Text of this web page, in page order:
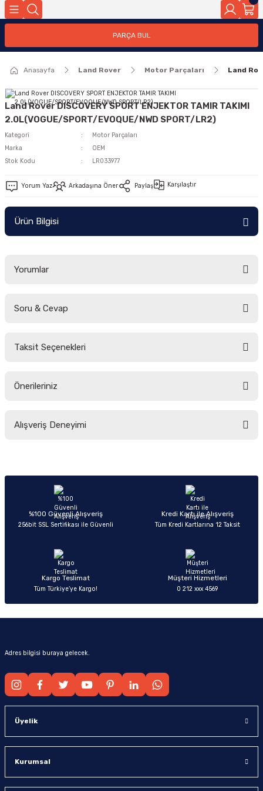
PARÇA BUL
Anasayfa Land Rover Motor Parçaları Land
Land Rover DISCOVERY SPORT ENJEKTOR TAMIR TAKIMI
2.0L(VOGUE/SPORT/EVOQUE/NWD SPORT/LR2)
Kategori
Motor Parçaları
Marka
OEM
Stok Kodu
LR033977
Yorum Yaz Arkadaşına Öner Paylaş Karşılaştır
Ürün Bilgisi
Yorumlar
Soru & Cevap
Taksit Seçenekleri
Önerileriniz
yetersiz gördüğünüz noktaları öneri formunu kullanarak tarafımıza
Ürün açıklamasında eksik bilgiler bulunuyor.
Ürün bilgilerinde hatalar bulunuyor.
Ürün fiyatı diğer sitelerden daha pahalı.
Alışveriş Deneyimi
Sitemize ilk yorumu siz yapın!
%100 Güvenli Alışveriş
256bit SSL Sertifikası ile Güvenli
Kredi Kartı ile Alışveriş
Tüm Kredi Kartlarına 12 Taksit
Kargo Teslimat
Tüm Türkiye’ye Kargo!
Müşteri Hizmetleri
0 212 xxx 4569
Adres bilgisi buraya gelecek.
Üyelik
Kurumsal